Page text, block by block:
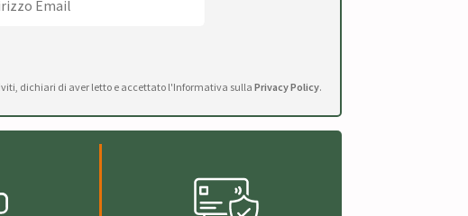
dichiari di aver letto e accettato l'Informativa sulla Privacy Policy.